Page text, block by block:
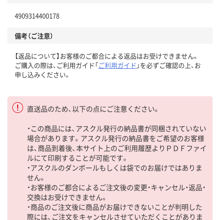
4909314400178
備考（ご注意）
【返品について】お客様のご都合による返品はお受けできません。
ご購入の際は、ご利用ガイド「ご利用ガイド 」を必ずご確認の上、お
申し込みください。
直送品のため、以下の点にご注意ください。
・この商品には、アスクル発行の納品書が同梱されていない
場合があります。アスクル発行の納品書をご希望のお客様
は、商品到着後、本サイト上のご利用履歴よりＰＤＦファイ
ルにて印刷することが可能です。
・アスクルのダンボールもしくは袋でのお届けではありま
せん。
・お客様のご都合によるご注文後の変更・キャンセル・返品・
交換はお受けできません。
・商品のご注文後に商品がお届けできないことが判明した
際には、ご注文をキャンセルさせていただくことがありま